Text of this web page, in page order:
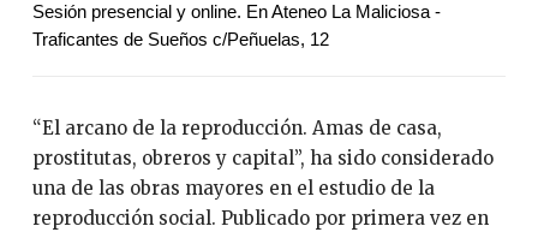
Sesión presencial y online. En Ateneo La Maliciosa -
Traficantes de Sueños c/Peñuelas, 12
“El arcano de la reproducción. Amas de casa,
prostitutas, obreros y capital”, ha sido considerado
una de las obras mayores en el estudio de la
reproducción social. Publicado por primera vez en